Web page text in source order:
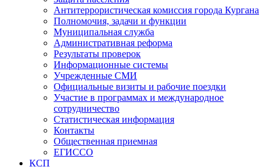
Антитеррористическая комиссия города Кургана
Полномочия, задачи и функции
Муниципальная служба
Административная реформа
Результаты проверок
Информационные системы
Учрежденные СМИ
Официальные визиты и рабочие поездки
Участие в программах и международное
сотрудничество
Статистическая информация
Контакты
Общественная приемная
ЕГИССО
КСП